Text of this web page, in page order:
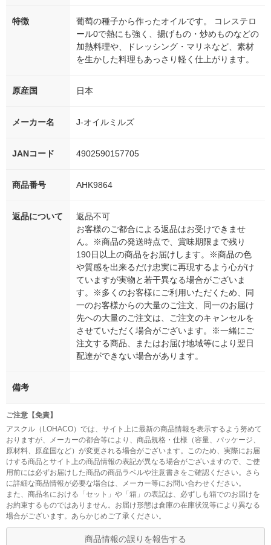
特徴
葡萄の種子から作ったオイルです。 コレステロ
ール0で熱にも強く、揚げもの・炒めものなどの
加熱料理や、ドレッシング・マリネなど、素材
を生かした料理もあっさり軽く仕上がります。
原産国 日本
メーカー名 J-オイルミルズ
JANコード 4902590157705
商品番号 AHK9864
返品について
返品不可
お客様のご都合による返品はお受けできませ
ん。※商品の発送時点で、賞味期限まで残り
190日以上の商品をお届けします。※商品の色
や質感を出来るだけ忠実に再現するよう心がけ
ていますが実物と若干異なる場合がございま
す。※多くのお客様にご利用いただくため、同
一のお客様からの大量のご注文、同一のお届け
先への大量のご注文は、ご注文のキャンセルを
させていただく場合がございます。※一緒にご
注文する商品、またはお届け地域等により翌日
配達ができない場合があります。
備考
ご注意【免責】
アスクル（LOHACO）では、サイト上に最新の商品情報を表示するよう努めて
おりますが、メーカーの都合等により、商品規格・仕様（容量、パッケージ、
原材料、原産国など）が変更される場合がございます。このため、実際にお届
けする商品とサイト上の商品情報の表記が異なる場合がございますので、ご使
用前には必ずお届けした商品の商品ラベルや注意書きをご確認ください。さら
に詳細な商品情報が必要な場合は、メーカー等にお問い合わせください。
また、商品名における「セット」や「箱」の表記は、必ずしも箱でのお届けを
お約束するものではありません。お届け形態は倉庫の在庫状況等により異なる
場合がございます。あらかじめご了承ください。
商品情報の誤りを報告する